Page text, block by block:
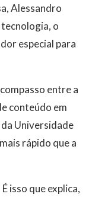
Alessandro
o
especial para
entre a
conteúdo em
Universidade
rápido que a
isso que explica,